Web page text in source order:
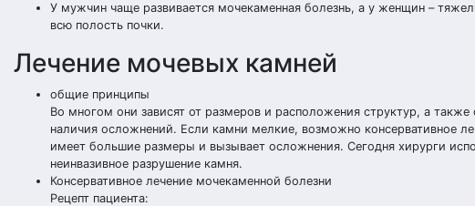
У мужчин чаще развивается мочекаменная болезнь, а у женщин –
всю полость почки.
Лечение мочевых камней
общие принципы
Во многом они зависят от размеров и расположения структур, а
наличия осложнений. Если камни мелкие, возможно консервативное
имеет большие размеры и вызывает осложнения. Сегодня хирурги
неинвазивное разрушение камня.
Консервативное лечение мочекаменной болезни
Рецепт пациента: